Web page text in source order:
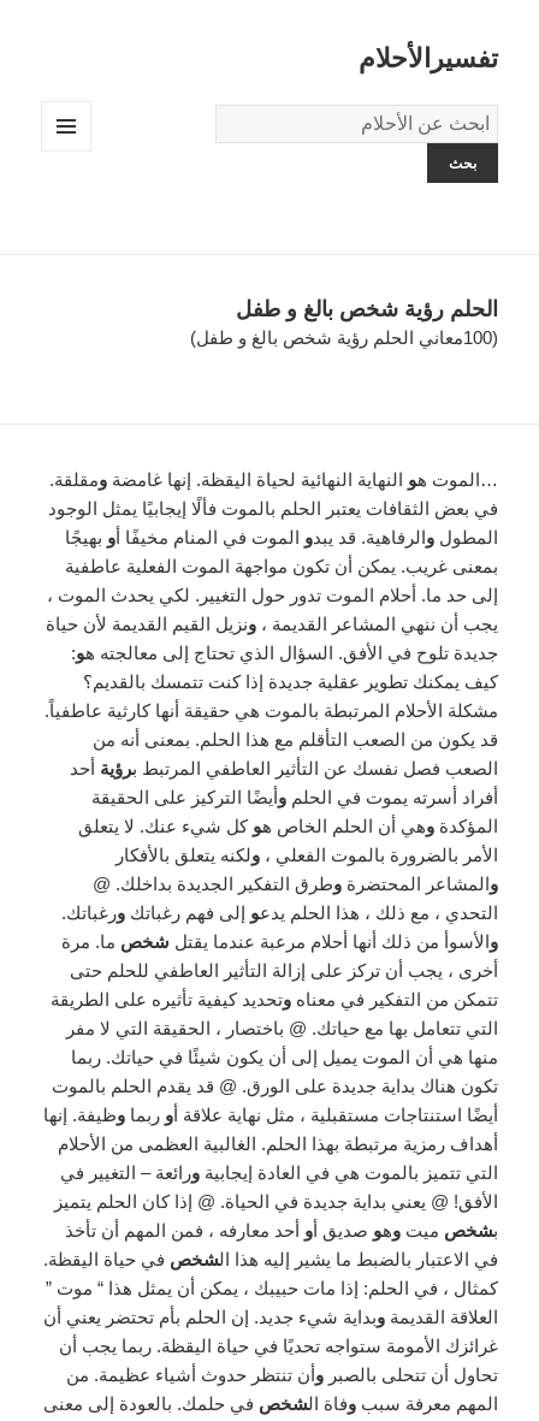
تفسيرالأحلام
قاموس
الاحلام:
الحلم رؤية شخص بالغ و طفل
(100معاني الحلم رؤية شخص بالغ و طفل)
…الموت هو النهاية النهائية لحياة اليقظة. إنها غامضةومقلقة.
في بعض الثقافات يعتبر الحلم بالموت فألًا إيجابيًا يمثل الوجود
المطولوالرفاهية. قد يبدو الموت في المنام مخيفًا أو بهيجًا
بمعنى غريب. يمكن أن تكون مواجهة الموت الفعلية عاطفية
إلى حد ما. أحلام الموت تدور حول التغيير. لكي يحدث الموت ،
يجب أن ننهي المشاعر القديمة ،ونزيل القيم القديمة لأن حياة
جديدة تلوح في الأفق. السؤال الذي تحتاج إلى معالجته هو:
كيف يمكنك تطوير عقلية جديدة إذا كنت تتمسك بالقديم؟
مشكلة الأحلام المرتبطة بالموت هي حقيقة أنها كارثية عاطفياً.
قد يكون من الصعب التأقلم مع هذا الحلم. بمعنى أنه من
الصعب فصل نفسك عن التأثير العاطفي المرتبط برؤية أحد
أفراد أسرته يموت في الحلموأيضًا التركيز على الحقيقة
المؤكدةوهي أن الحلم الخاص هو كل شيء عنك. لا يتعلق
الأمر بالضرورة بالموت الفعلي ،ولكنه يتعلق بالأفكار
والمشاعر المحتضرةوطرق التفكير الجديدة بداخلك. @
التحدي ، مع ذلك ، هذا الحلم يدعو إلى فهم رغباتكورغباتك.
والأسوأ من ذلك أنها أحلام مرعبة عندما يقتل شخص ما. مرة
أخرى ، يجب أن تركز على إزالة التأثير العاطفي للحلم حتى
تتمكن من التفكير في معناهوتحديد كيفية تأثيره على الطريقة
التي تتعامل بها مع حياتك. @ باختصار ، الحقيقة التي لا مفر
منها هي أن الموت يميل إلى أن يكون شيئًا في حياتك. ربما
تكون هناك بداية جديدة على الورق. @ قد يقدم الحلم بالموت
أيضًا استنتاجات مستقبلية ، مثل نهاية علاقة أو ربماوظيفة. إنها
أهداف رمزية مرتبطة بهذا الحلم. الغالبية العظمى من الأحلام
التي تتميز بالموت هي في العادة إيجابيةورائعة – التغيير في
الأفق! @ يعني بداية جديدة في الحياة. @ إذا كان الحلم يتميز
بشخص ميتوهو صديق أو أحد معارفه ، فمن المهم أن تأخذ
في الاعتبار بالضبط ما يشير إليه هذا الشخص في حياة اليقظة.
كمثال ، في الحلم: إذا مات حبيبك ، يمكن أن يمثل هذا “ موت ”
العلاقة القديمةوبداية شيء جديد. إن الحلم بأم تحتضر يعني أن
غرائزك الأمومة ستواجه تحديًا في حياة اليقظة. ربما يجب أن
تحاول أن تتحلى بالصبروأن تنتظر حدوث أشياء عظيمة. من
المهم معرفة سببوفاة الشخص في حلمك. بالعودة إلى معنى